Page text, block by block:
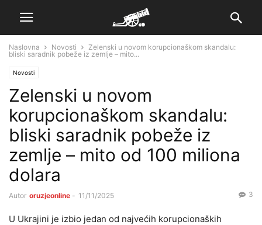
Naslovna Novosti
Zelenski u novom korupcionaškom skandalu:
bliski saradnik pobeže iz zemlje – mito...
Novosti
Zelenski u novom
korupcionaškom skandalu:
bliski saradnik pobeže iz
zemlje – mito od 100 miliona
dolara
Autor oruzjeonline - 11/11/2025 3
U Ukrajini je izbio jedan od najvećih korupcionaških